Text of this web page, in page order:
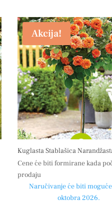
Akcija!
Kuglasta Stablašica
Cene će biti formirane kada
prodaju
Naručivanje će biti
oktobra 2026.